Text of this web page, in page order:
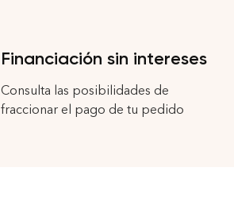
Financiación sin intereses
Consulta las posibilidades de
fraccionar el pago de tu pedido